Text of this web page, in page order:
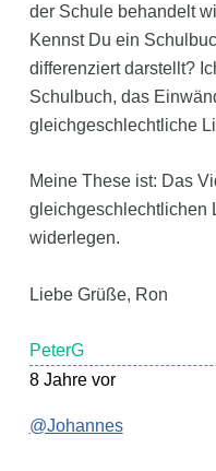
der Schule behandelt
Kennst Du ein
differenziert darstellt?
Schulbuch, das
gleichgeschlechtliche
Meine These ist: Das
gleichgeschlechtlichen
widerlegen.
Liebe Grüße, Ron
PeterG
8 Jahre vor
@Johannes